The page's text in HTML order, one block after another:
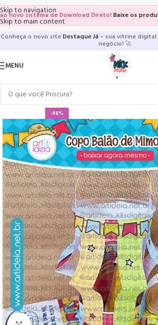
Skip to navigation
Skip to main content
sistema de Download Direto!Baixe os produtos
Conheça o novo site Destaque Já – sua vitrine
negócio!🚀
MENU
-88%